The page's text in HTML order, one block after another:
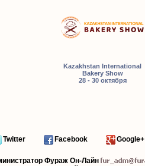
Kazakhstan International
Bakery Show
28 - 30 октября
Twitter Facebook Google+
Фураж Он-Лайн